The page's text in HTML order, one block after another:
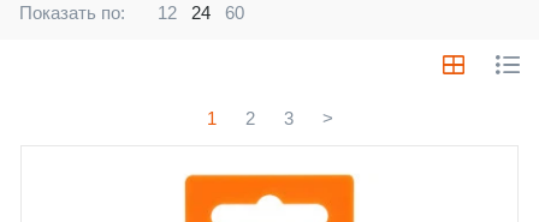
Показать по: 12 24 60
1 2 3 >